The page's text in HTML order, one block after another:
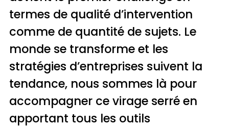
termes de qualité d’intervention
comme de quantité de sujets. Le
monde se transforme et les
stratégies d’entreprises suivent la
tendance, nous sommes là pour
accompagner ce virage serré en
apportant tous les outils